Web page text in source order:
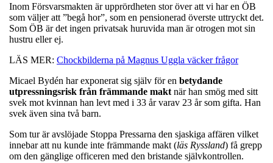
Inom Försvarsmakten är upprördheten stor över att vi har en ÖB
som väljer att ”begå hor”, som en pensionerad överste uttryckt det.
Som ÖB är det ingen privatsak huruvida man är otrogen mot sin
hustru eller ej.
LÄS MER: Chockbilderna på Magnus Uggla väcker frågor
Micael Bydén har exponerat sig själv för en betydande
utpressningsrisk från främmande makt när han smög med sitt
svek mot kvinnan han levt med i 33 år varav 23 år som gifta. Han
svek även sina två barn.
Som tur är avslöjade Stoppa Pressarna den sjaskiga affären vilket
innebar att nu kunde inte främmande makt (läs Ryssland) få grepp
om den gänglige officeren med den bristande självkontrollen.